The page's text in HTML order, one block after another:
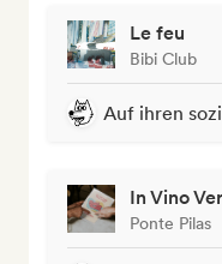
Le feu
Bibi Club
Auf ihren
In Vino
Ponte Pilas